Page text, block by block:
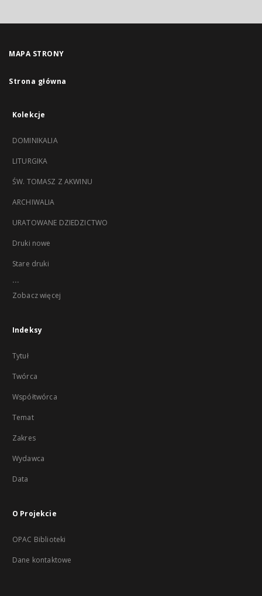
MAPA STRONY
Strona główna
Kolekcje
DOMINIKALIA
LITURGIKA
ŚW. TOMASZ Z AKWINU
ARCHIWALIA
URATOWANE DZIEDZICTWO
Druki nowe
Stare druki
...
Zobacz więcej
Indeksy
Tytuł
Twórca
Współtwórca
Temat
Zakres
Wydawca
Data
O Projekcie
OPAC Biblioteki
Dane kontaktowe